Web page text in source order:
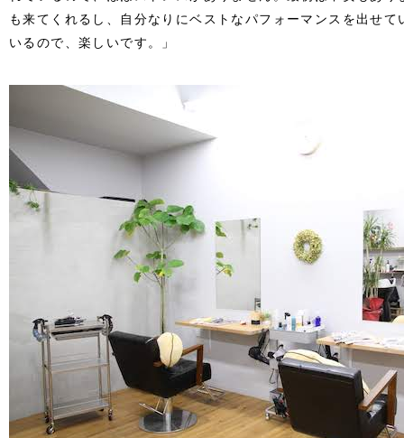
も来てくれるし、自分なりにベストなパフォーマンスを出せ
いるので、楽しいです。」